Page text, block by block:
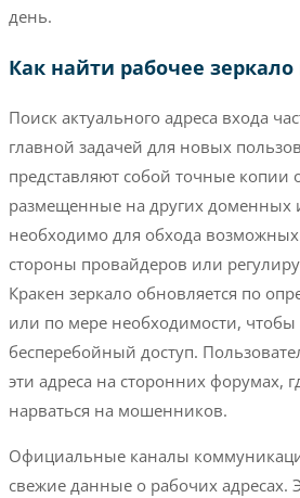
день.
Как найти рабочее
Поиск актуального адреса входа
главной задачей для новых
представляют собой точные копии
размещенные на других доменных
необходимо для обхода
стороны провайдеров или
Кракен зеркало обновляется по
или по мере необходимости, чтобы
бесперебойный доступ.
эти адреса на сторонних форумах,
нарваться на мошенников.
Официальные каналы
свежие данные о рабочих адресах.